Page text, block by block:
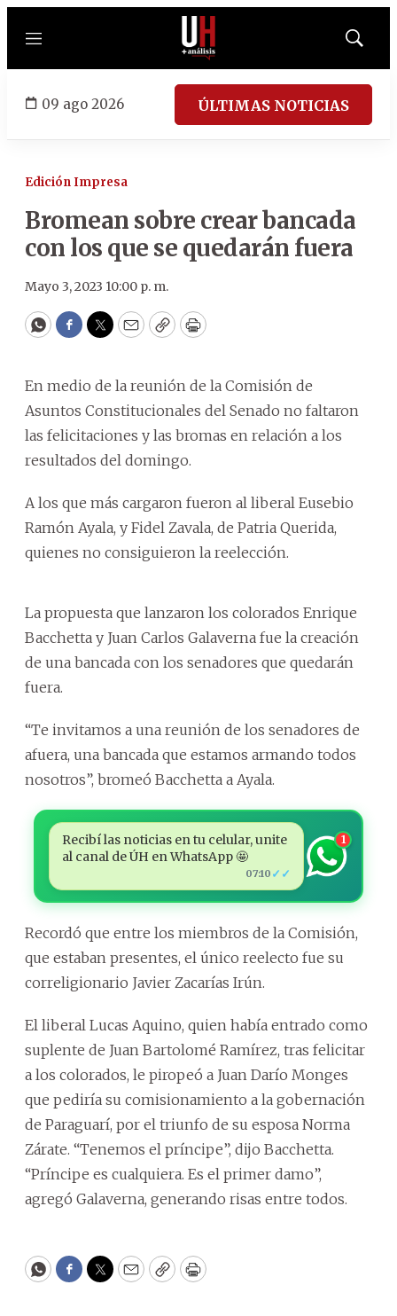
Menú
Mostrar
09 ago 2026 ÚLTIMAS NOTICIAS
Edición Impresa
Bromean sobre crear bancada
con los que se quedarán fuera
Mayo 3, 2023 10:00 p. m.
WhatsApp
Facebook
Twitter
EmailCopyPrint
En medio de la reunión de la Comisión de
Asuntos Constitucionales del Senado no faltaron
las felicitaciones y las bromas en relación a los
resultados del domingo.
A los que más cargaron fueron al liberal Eusebio
Ramón Ayala, y Fidel Zavala, de Patria Querida,
quienes no consiguieron la reelección.
La propuesta que lanzaron los colorados Enrique
Bacchetta y Juan Carlos Galaverna fue la creación
de una bancada con los senadores que quedarán
fuera.
“Te invitamos a una reunión de los senadores de
afuera, una bancada que estamos armando todos
nosotros”, bromeó Bacchetta a Ayala.
Recibí las noticias en tu celular, unite
al canal de ÚH en WhatsApp 🤩
07:10 ✓✓
1
Recordó que entre los miembros de la Comisión,
que estaban presentes, el único reelecto fue su
correligionario Javier Zacarías Irún.
El liberal Lucas Aquino, quien había entrado como
suplente de Juan Bartolomé Ramírez, tras felicitar
a los colorados, le piropeó a Juan Darío Monges
que pediría su comisionamiento a la gobernación
de Paraguarí, por el triunfo de su esposa Norma
Zárate. “Tenemos el príncipe”, dijo Bacchetta.
“Príncipe es cualquiera. Es el primer damo”,
agregó Galaverna, generando risas entre todos.
WhatsApp
Facebook
Twitter
EmailCopyPrint